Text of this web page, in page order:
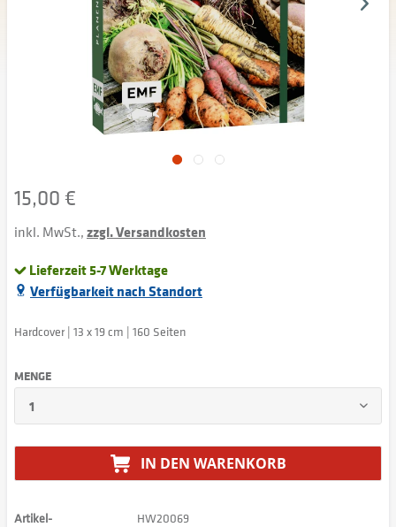
15,00 €
inkl. MwSt.,zzgl. Versandkosten
Lieferzeit 5-7 Werktage
Verfügbarkeit nach Standort
Hardcover | 13 x 19 cm | 160 Seiten
MENGE
IN DEN WARENKORB
Artikel-
HW20069